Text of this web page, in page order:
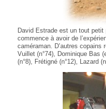
David Estrade est un tout
commence à avoir de
caméraman. D’autres copains
Vuillet (n°74), Dominique Bas
(n°8), Frétigné (n°12), Lazard